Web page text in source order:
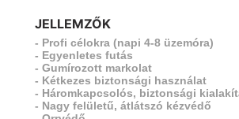
JELLEMZŐK
- Profi célokra (napi 4-8 üzemóra)
- Egyenletes futás
- Gumírozott markolat
- Kétkezes biztonsági használat
- Háromkapcsolós, biztonsági
- Nagy felületű, átlátszó kézvédő